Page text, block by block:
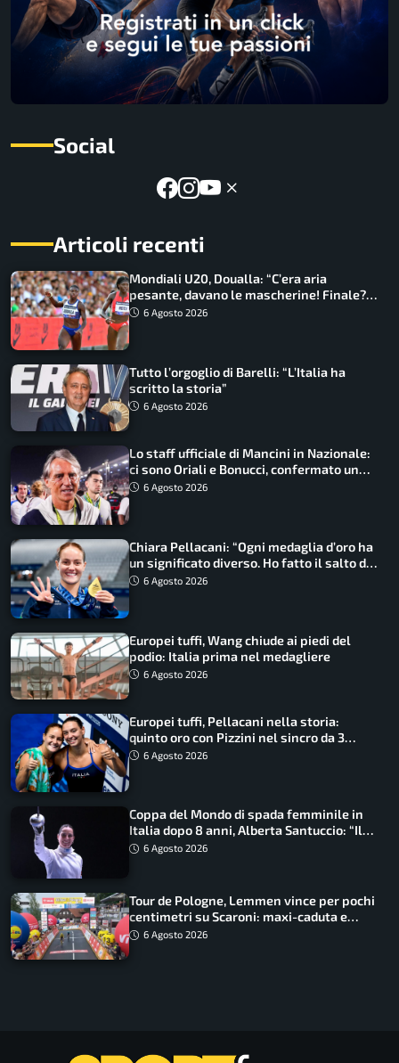
Social
Articoli recenti
Mondiali U20, Doualla: “C’era aria
pesante, davano le mascherine! Finale?
Non ho nulla da perdere”
6 Agosto 2026
Tutto l’orgoglio di Barelli: “L’Italia ha
scritto la storia”
6 Agosto 2026
Lo staff ufficiale di Mancini in Nazionale:
ci sono Oriali e Bonucci, confermato un
ritorno
6 Agosto 2026
Chiara Pellacani: “Ogni medaglia d’oro ha
un significato diverso. Ho fatto il salto di
qualità”
6 Agosto 2026
Europei tuffi, Wang chiude ai piedi del
podio: Italia prima nel medagliere
6 Agosto 2026
Europei tuffi, Pellacani nella storia:
quinto oro con Pizzini nel sincro da 3
metri
6 Agosto 2026
Coppa del Mondo di spada femminile in
Italia dopo 8 anni, Alberta Santuccio: “Il
lavoro dà sempre i suoi frutti”
6 Agosto 2026
Tour de Pologne, Lemmen vince per pochi
centimetri su Scaroni: maxi-caduta e
tappa accorciata
6 Agosto 2026